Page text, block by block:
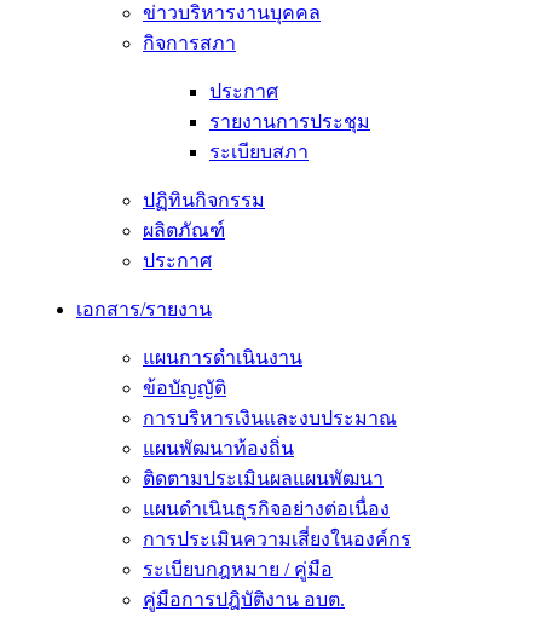
ข่าวบริหารงานบุคคล
กิจการสภา
ประกาศ
รายงานการประชุม
ระเบียบสภา
ปฏิทินกิจกรรม
ผลิตภัณฑ์
ประกาศ
เอกสาร/รายงาน
แผนการดำเนินงาน
ข้อบัญญัติ
การบริหารเงินและงบประมาณ
แผนพัฒนาท้องถิ่น
ติดตามประเมินผลแผนพัฒนา
แผนดำเนินธุรกิจอย่างต่อเนื่อง
การประเมินความเสี่ยงในองค์กร
ระเบียบกฎหมาย / คู่มือ
คู่มือการปฎิบัติงาน อบต.